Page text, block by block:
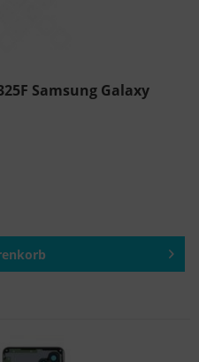
Samsung Galaxy